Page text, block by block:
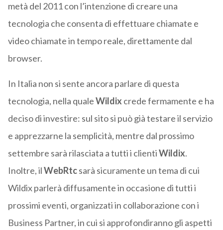
metà del 2011 con l’intenzione di creare una
tecnologia che consenta di effettuare chiamate e
video chiamate in tempo reale, direttamente dal
browser.
In Italia non si sente ancora parlare di questa
tecnologia, nella qualeWildixcrede fermamente e ha
deciso di investire: sul sito si può già testare il servizio
e apprezzarne la semplicità, mentre dal prossimo
settembre sarà rilasciata a tutti i clientiWildix.
Inoltre, ilWebRtcsarà sicuramente un tema di cui
Wildix parlerà diffusamente in occasione di tutti i
prossimi eventi, organizzati in collaborazione con i
Business Partner, in cui si approfondiranno gli aspetti